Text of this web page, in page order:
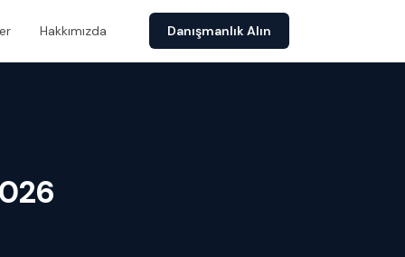
Hakkımızda Danışmanlık Alın